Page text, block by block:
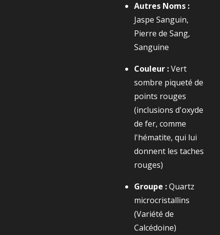
Autres Noms :
Jaspe Sanguin,
Pierre de Sang,
Sanguine
Couleur :Vert
sombre piqueté de
points rouges
(inclusions d'oxyde
de fer, comme
l'hématite, qui lui
donnent les taches
rouges)
Groupe :Quartz
microcristallins
(Variété de
Calcédoine)